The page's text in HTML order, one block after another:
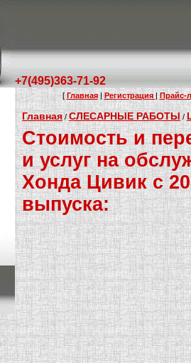
+7(495)363-71-92
[ Главная | Регистрация|Прайс-
Главная /СЛЕСАРНЫЕ РАБОТЫ/
Стоимость и
и услуг на
Хонда Цивик с
выпуска: